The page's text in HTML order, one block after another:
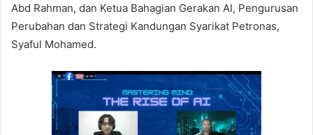
Abd Rahman, dan Ketua Bahagian Gerakan AI, Pengurusan
Perubahan dan Strategi Kandungan Syarikat Petronas,
Syaful Mohamed.